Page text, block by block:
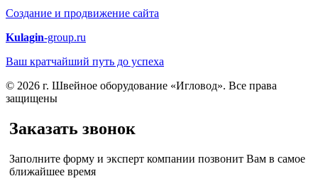
Создание и продвижение сайта
Kulagin-group.ru
Ваш кратчайший путь до успеха
© 2026 г. Швейное оборудование «Игловод». Все права
защищены
Заказать звонок
Заполните форму и эксперт компании позвонит Вам в самое
ближайшее время